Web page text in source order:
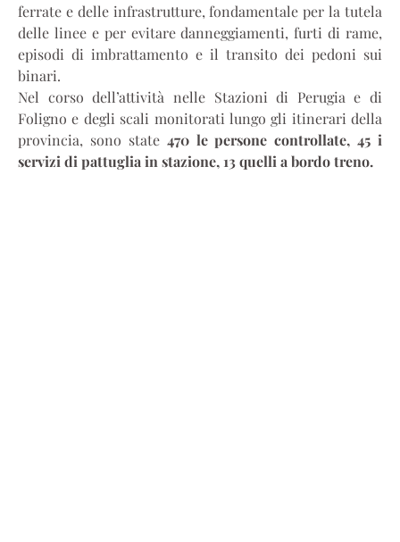
ferrate e delle infrastrutture, fondamentale per la tutela
delle linee e per evitare danneggiamenti, furti di rame,
episodi di imbrattamento e il transito dei pedoni sui
binari.
Nel corso dell’attività nelle Stazioni di Perugia e di
Foligno e degli scali monitorati lungo gli itinerari della
provincia, sono state 470 le persone controllate, 45 i
servizi di pattuglia in stazione, 13 quelli a bordo treno.